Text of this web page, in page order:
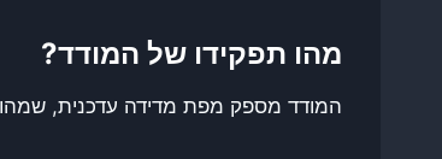
מהו תפקידו של המודד?
המודד מספק מפת מדידה עדכנית,